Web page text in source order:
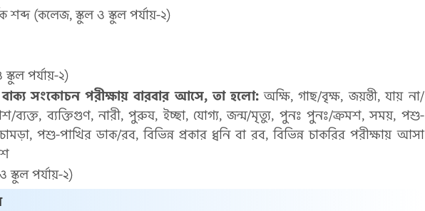
শব্দ (কলেজ, স্কুল ও স্কুল পর্যায়-২)
পর্যায়-২)
সংকোচন পরীক্ষায় বারবার আসে, তা হলো:অক্ষি, গাছ/বৃক্ষ, জয়ন্তী, যায় না/
ব্যক্ত, ব্যক্তিগুণ, নারী, পুরুষ, ইচ্ছা, যোগ্য, জন্ম/মৃত্যু, পুনঃ পুনঃ/ক্রমশ, সময়, পশু-
পশু-পাখির ডাক/রব, বিভিন্ন প্রকার ধ্বনি বা রব, বিভিন্ন চাকরির পরীক্ষায় আসা
স্কুল পর্যায়-২)